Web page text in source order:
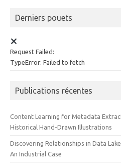
Derniers pouets
Request Failed:
TypeError: Failed to fetch
Publications récentes
Content Learning for Metadata
Historical Hand-Drawn Illustrations
Discovering Relationships in Data
An Industrial Case